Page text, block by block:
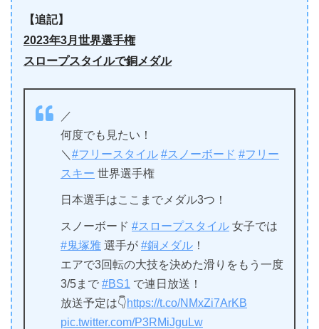
【追記】
2023年3月世界選手権
スロープスタイルで銅メダル
／
何度でも見たい！
＼ #フリースタイル #スノーボード #フリー
スキー 世界選手権
日本選手はここまでメダル3つ！
スノーボード #スロープスタイル 女子では
#鬼塚雅 選手が #銅メダル ！
エアで3回転の大技を決めた滑りをもう一度
3/5まで #BS1 で連日放送！
放送予定は👇https://t.co/NMxZi7ArKB
pic.twitter.com/P3RMiJguLw